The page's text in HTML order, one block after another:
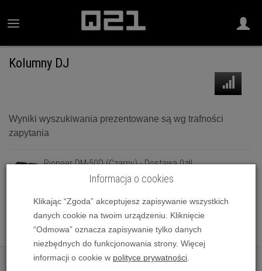
Kolumny DJ
Wyniki wyszukiwania prezentowane są wg trafności
zapytania
Pioneer DM-50D (Czarny) - Dostawa 0zł!
Pioneer DM-50D-BT (Czarny) - Raty 10x0% lub specjalna
oferta! - Dostawa 0zł!
Informacja o cookies
Klikając “Zgoda” akceptujesz zapisywanie wszystkich
danych cookie na twoim urządzeniu. Kliknięcie
“Odmowa” oznacza zapisywanie tylko danych
niezbędnych do funkcjonowania strony. Więcej
informacji o cookie w polityce prywatności